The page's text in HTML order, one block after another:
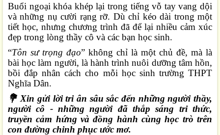
Buổi ngoại khóa khép lại trong tiếng vỗ tay vang dội
và những nụ cười rạng rỡ. Dù chỉ kéo dài trong một
tiết học, nhưng chương trình đã để lại nhiều cảm xúc
đẹp trong lòng thầy cô và các bạn học sinh.
“Tôn sư trọng đạo” không chỉ là một chủ đề, mà là
bài học làm người, là hành trình nuôi dưỡng tâm hồn,
bồi đắp nhân cách cho mỗi học sinh trường THPT
Nghĩa Dân.
💐 Xin gửi lời tri ân sâu sắc đến những người thầy,
người cô - những người đã thắp sáng tri thức,
truyền cảm hứng và đồng hành cùng học trò trên
con đường chinh phục ước mơ.